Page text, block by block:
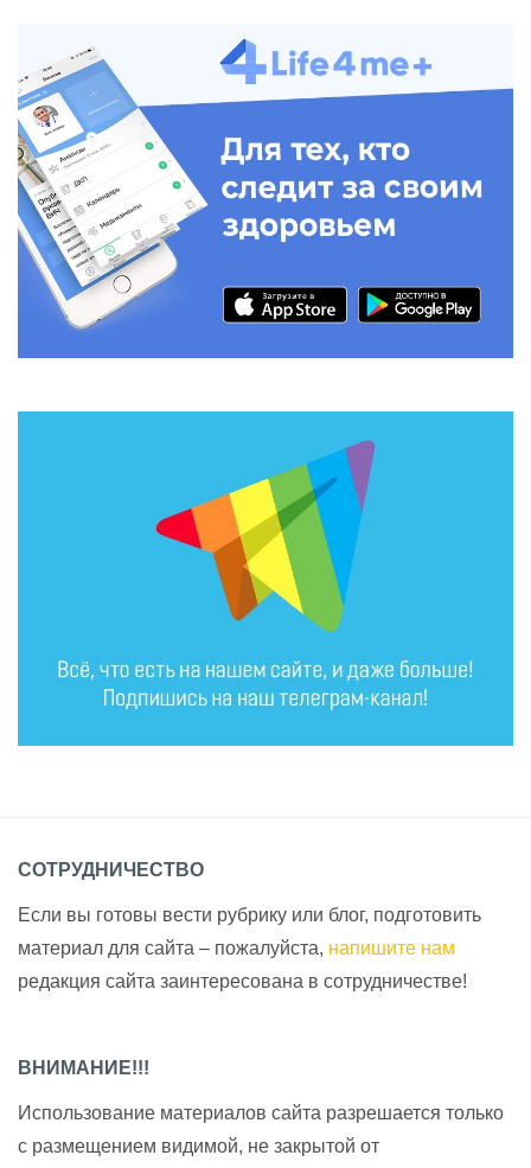
СОТРУДНИЧЕСТВО
Если вы готовы вести рубрику или блог, подготовить
материал для сайта – пожалуйста, напишите нам
редакция сайта заинтересована в сотрудничестве!
ВНИМАНИЕ!!!
Использование материалов сайта разрешается только
с размещением видимой, не закрытой от